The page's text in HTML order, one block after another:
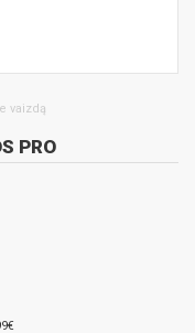
vaizdą
PRO